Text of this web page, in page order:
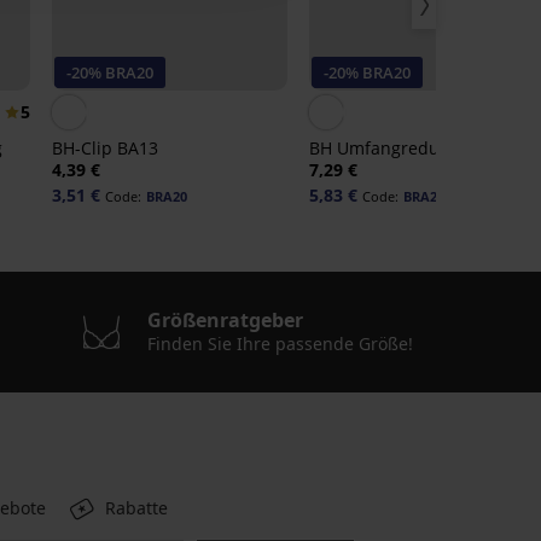
5
-20% BRA20
BH-Clip BA13
4,39 €
3,51 € Code: BRA20
-20% BRA20
BH Umfangreduzierer I
7,29 €
5,83 € Code: BRA20
Größenratgeber
Finden Sie Ihre passende Größe!
Rabatte